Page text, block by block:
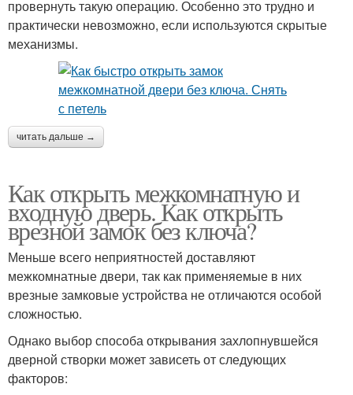
провернуть такую операцию. Особенно это трудно и
практически невозможно, если используются скрытые
механизмы.
читать дальше →
Как открыть межкомнатную и
входную дверь. Как открыть
врезной замок без ключа?
Меньше всего неприятностей доставляют
межкомнатные двери, так как применяемые в них
врезные замковые устройства не отличаются особой
сложностью.
Однако выбор способа открывания захлопнувшейся
дверной створки может зависеть от следующих
факторов: